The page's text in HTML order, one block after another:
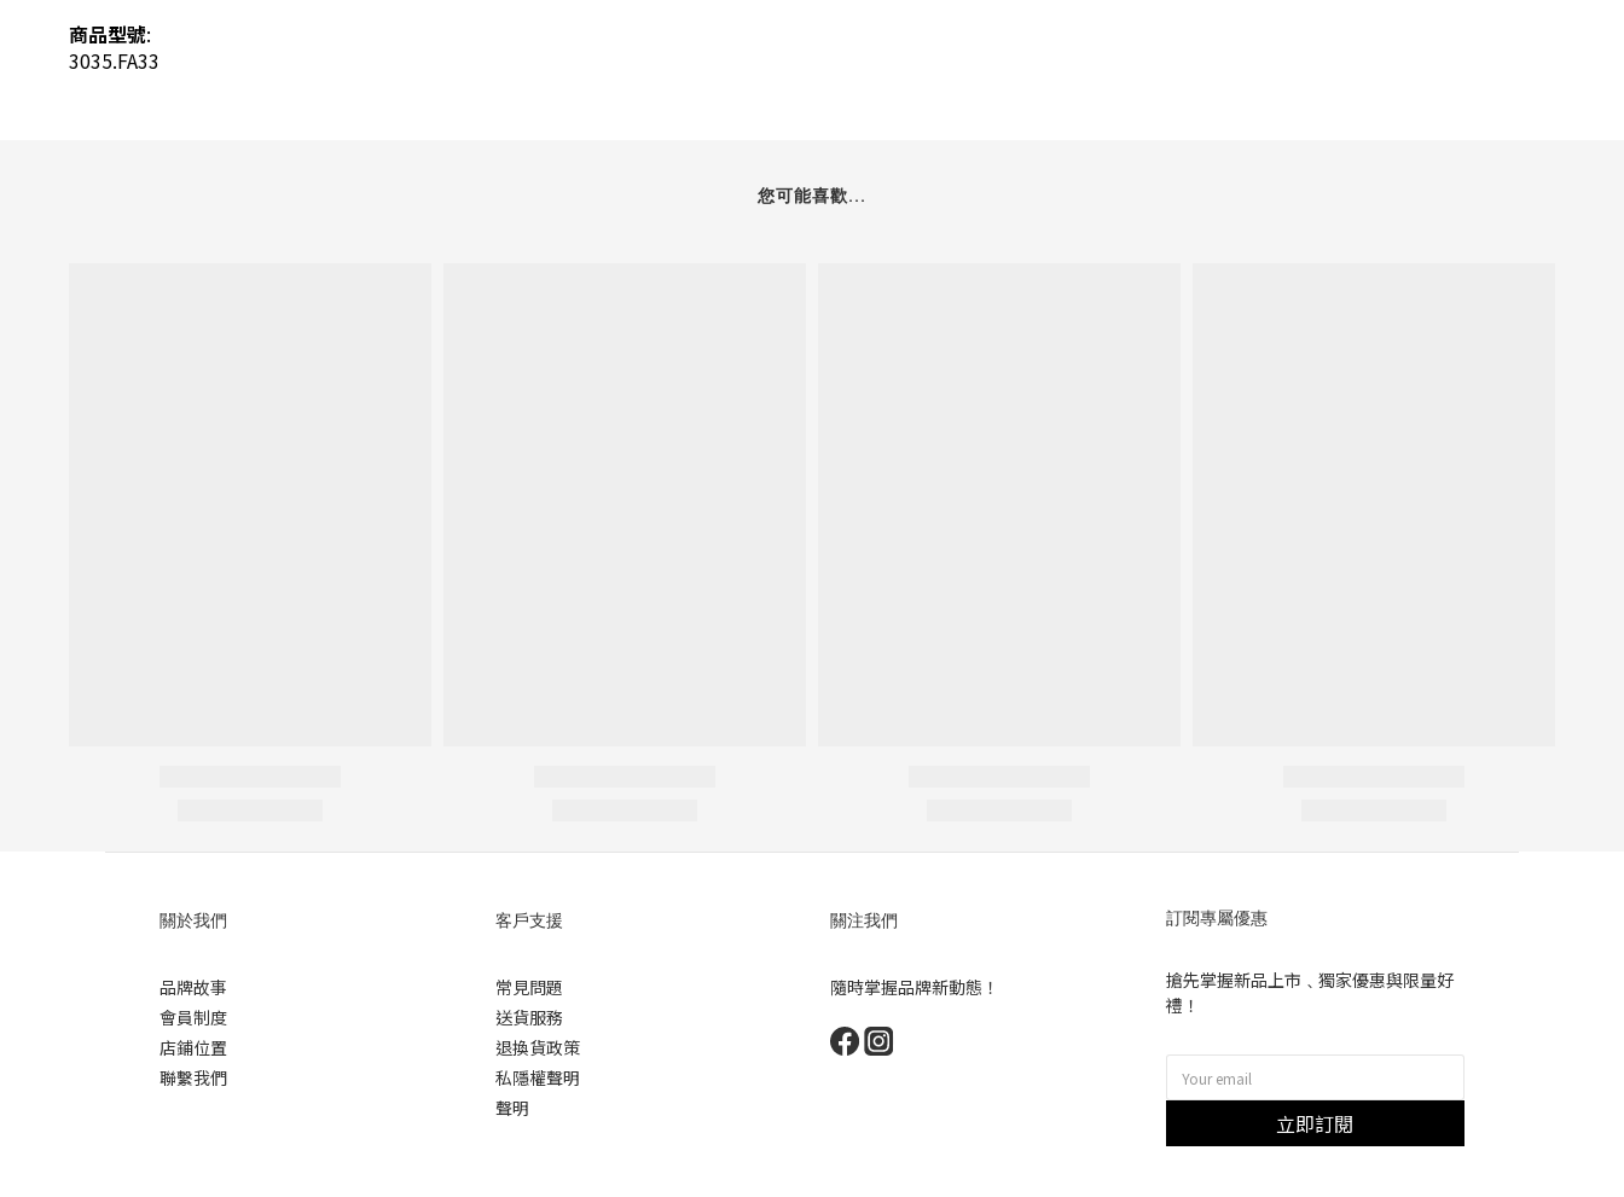
商品型號:
3035.FA33
您可能喜歡...
關於我們
品牌故事
會員制度
店鋪位置
聯繫我們
客戶支援
常見問題
送貨服務
退換貨政策
私隱權聲明
聲明
關注我們
隨時掌握品牌新動態！
訂閱專屬優惠
搶先掌握新品上市﹑獨家優惠與限量好
禮！
立即訂閱